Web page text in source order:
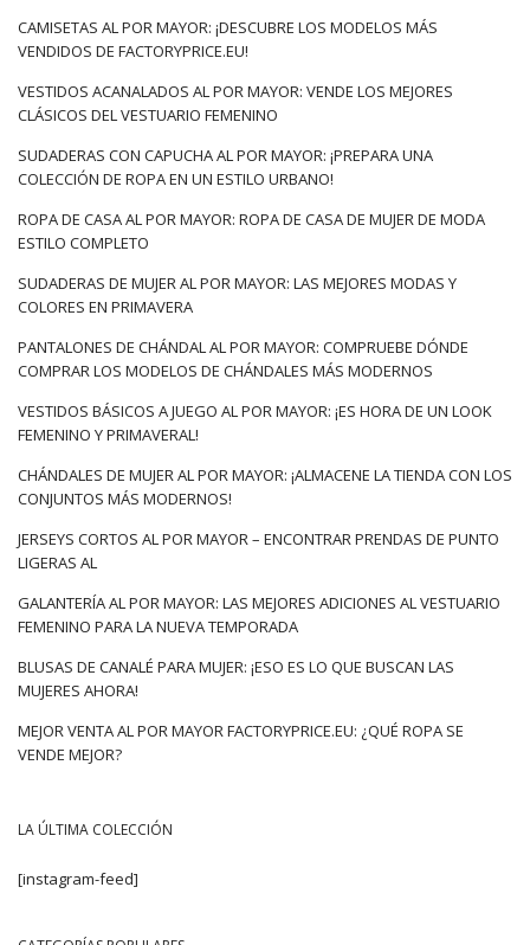
CAMISETAS AL POR MAYOR: ¡DESCUBRE LOS MODELOS MÁS
VENDIDOS DE FACTORYPRICE.EU!
VESTIDOS ACANALADOS AL POR MAYOR: VENDE LOS MEJORES
CLÁSICOS DEL VESTUARIO FEMENINO
SUDADERAS CON CAPUCHA AL POR MAYOR: ¡PREPARA UNA
COLECCIÓN DE ROPA EN UN ESTILO URBANO!
ROPA DE CASA AL POR MAYOR: ROPA DE CASA DE MUJER DE MODA
ESTILO COMPLETO
SUDADERAS DE MUJER AL POR MAYOR: LAS MEJORES MODAS Y
COLORES EN PRIMAVERA
PANTALONES DE CHÁNDAL AL POR MAYOR: COMPRUEBE DÓNDE
COMPRAR LOS MODELOS DE CHÁNDALES MÁS MODERNOS
VESTIDOS BÁSICOS A JUEGO AL POR MAYOR: ¡ES HORA DE UN LOOK
FEMENINO Y PRIMAVERAL!
CHÁNDALES DE MUJER AL POR MAYOR: ¡ALMACENE LA TIENDA CON LOS
CONJUNTOS MÁS MODERNOS!
JERSEYS CORTOS AL POR MAYOR – ENCONTRAR PRENDAS DE PUNTO
LIGERAS AL
GALANTERÍA AL POR MAYOR: LAS MEJORES ADICIONES AL VESTUARIO
FEMENINO PARA LA NUEVA TEMPORADA
BLUSAS DE CANALÉ PARA MUJER: ¡ESO ES LO QUE BUSCAN LAS
MUJERES AHORA!
MEJOR VENTA AL POR MAYOR FACTORYPRICE.EU: ¿QUÉ ROPA SE
VENDE MEJOR?
LA ÚLTIMA COLECCIÓN
[instagram-feed]